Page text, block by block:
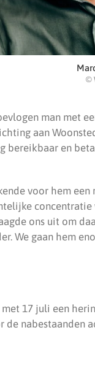
©
man met
aan
bereikbaar en
voor hem
ons uit om
We gaan hem
17 juli een
de nabestaanden